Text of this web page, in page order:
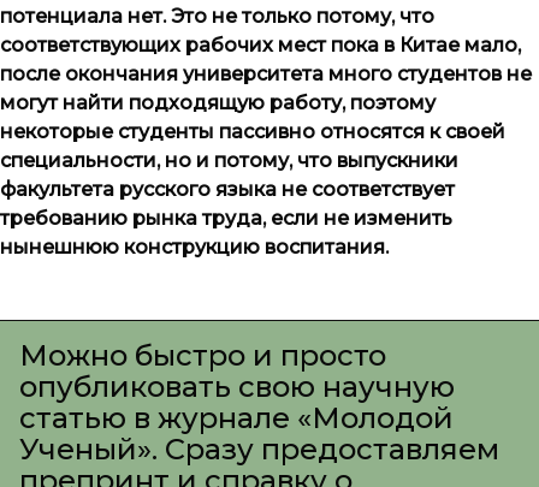
потенциала нет. Это не только потому, что
соответствующих рабочих мест пока в Китае мало,
после окончания университета много студентов не
могут найти подходящую работу, поэтому
некоторые студенты пассивно относятся к своей
специальности, но и потому, что выпускники
факультета русского языка не соответствует
требованию рынка труда, если не изменить
нынешнюю конструкцию воспитания.
Можно быстро и просто
опубликовать свою научную
статью в журнале «Молодой
Ученый». Сразу предоставляем